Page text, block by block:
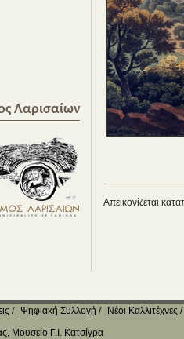
Λαρισαίων
Απεικονίζεται
Ψηφιακή Συλλογή
Νέοι Καλλιτέχνες
Μουσείο Γ.Ι. Κατσίγρα